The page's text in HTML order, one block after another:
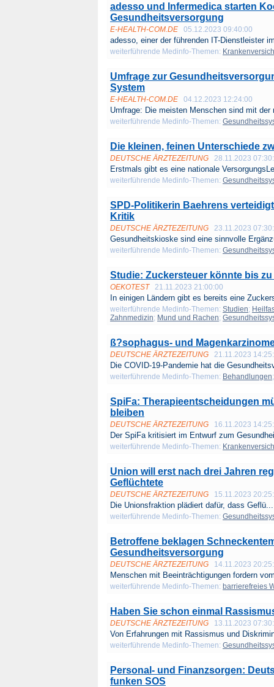
adesso und Infermedica starten
Gesundheitsversorgung
E-HEALTH-COM.DE 05.12.2023 09:40:00
adesso, einer der führenden IT-Dienstleister
weiterführende Medinfo-Themen:
Umfrage zur
System
E-HEALTH-COM.DE 04.12.2023 12:24:00
Umfrage: Die meisten Menschen sind mit der
weiterführende Medinfo-Themen:
Die kleinen, feinen Unterschiede
DEUTSCHE ÄRZTEZEITUNG 28.11.2023
Erstmals gibt es eine nationale
weiterführende Medinfo-Themen:
SPD-Politikerin Baehrens
Kritik
DEUTSCHE ÄRZTEZEITUNG 23.11.2023
Gesundheitskioske sind eine sinnvolle
weiterführende Medinfo-Themen:
Studie: Zuckersteuer könnte bis
OEKOTEST 21.11.2023 21:00:00
In einigen Ländern gibt es bereits eine
weiterführende Medinfo-Themen: Studien;
Zahnmedizin; Mund und Rachen;
ß?sophagus- und
DEUTSCHE ÄRZTEZEITUNG 21.11.2023
Die COVID-19-Pandemie hat die
weiterführende Medinfo-Themen: Behandlungen
SpiFa: Therapieentscheidungen
bleiben
DEUTSCHE ÄRZTEZEITUNG 16.11.2023
Der SpiFa kritisiert im Entwurf zum
weiterführende Medinfo-Themen:
Union will erst nach drei Jahren
Geflüchtete
DEUTSCHE ÄRZTEZEITUNG 15.11.2023
Die Unionsfraktion plädiert dafür, dass Geflü...
weiterführende Medinfo-Themen:
Betroffene beklagen
Gesundheitsversorgung
DEUTSCHE ÄRZTEZEITUNG 14.11.2023
Menschen mit Beeinträchtigungen fordern
weiterführende Medinfo-Themen: barrierefreies
Haben Sie schon einmal
DEUTSCHE ÄRZTEZEITUNG 13.11.2023
Von Erfahrungen mit Rassismus und
weiterführende Medinfo-Themen:
Personal- und Finanzsorgen:
funken SOS